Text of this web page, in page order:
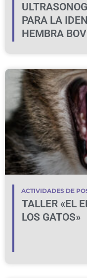
PARA LA
HEMBRA
ACTIVIDADES DE
TALLER «EL
LOS GATOS»